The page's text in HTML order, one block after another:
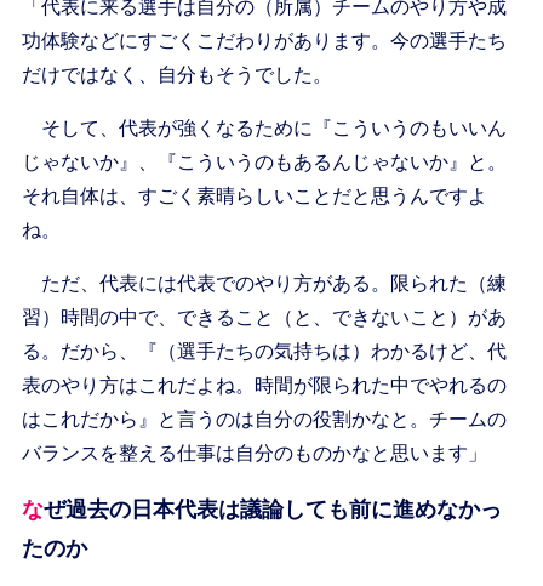
「代表に来る選手は自分の（所属）チームのやり方や成
功体験などにすごくこだわりがあります。今の選手たち
だけではなく、自分もそうでした。
そして、代表が強くなるために『こういうのもいいん
じゃないか』、『こういうのもあるんじゃないか』と。
それ自体は、すごく素晴らしいことだと思うんですよ
ね。
ただ、代表には代表でのやり方がある。限られた（練
習）時間の中で、できること（と、できないこと）があ
る。だから、『（選手たちの気持ちは）わかるけど、代
表のやり方はこれだよね。時間が限られた中でやれるの
はこれだから』と言うのは自分の役割かなと。チームの
バランスを整える仕事は自分のものかなと思います」
なぜ過去の日本代表は議論しても前に進めなかっ
たのか